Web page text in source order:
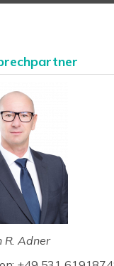
R. Adner